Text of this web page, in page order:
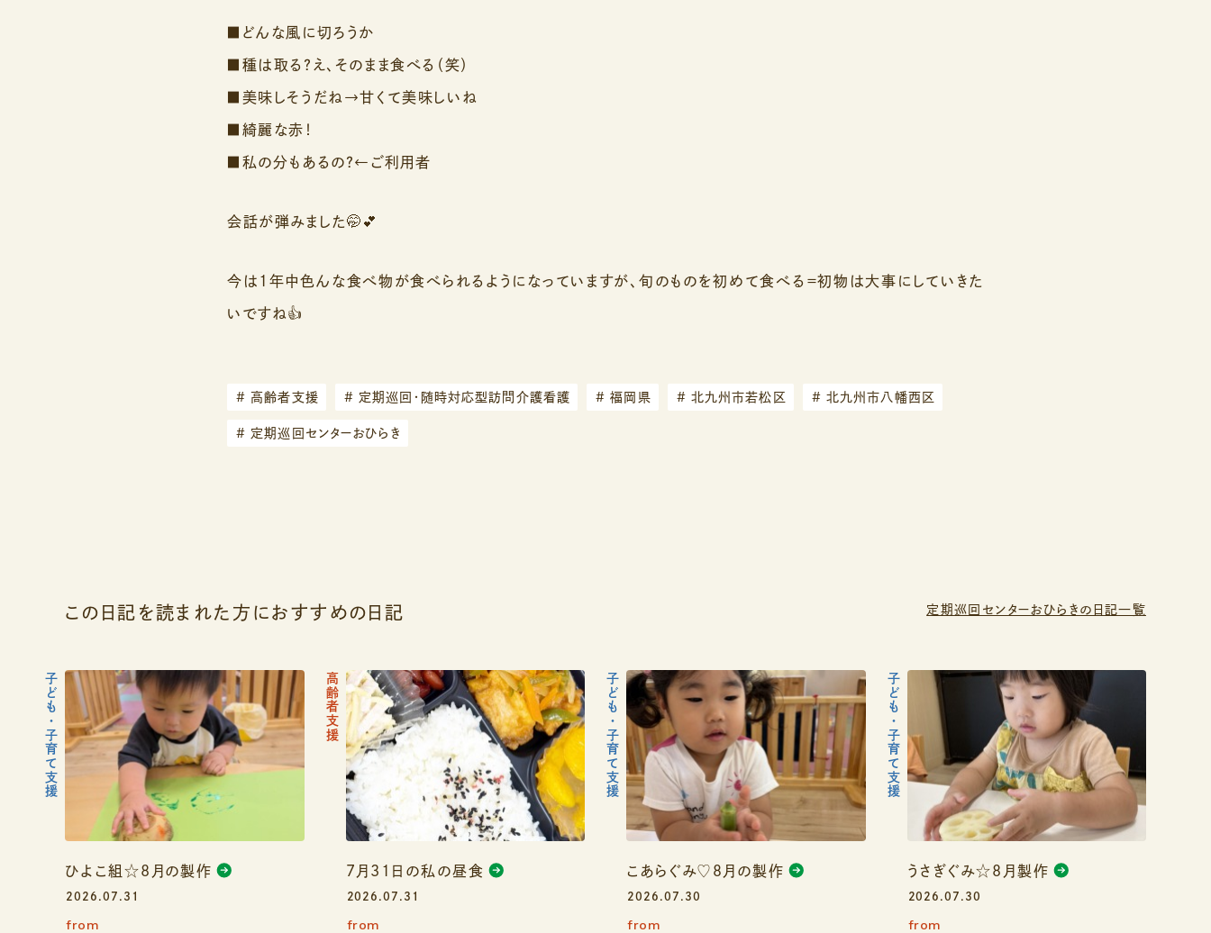
■どんな風に切ろうか
■種は取る？え、そのまま食べる（笑）
■美味しそうだね→甘くて美味しいね
■綺麗な赤！
■私の分もあるの？←ご利用者
会話が弾みました🤭💕
今は1年中色んな食べ物が食べられるようになっていますが、旬のものを初めて食べる＝初物は大事にしていきた
いですね👍
# 高齢者支援 # 定期巡回・随時対応型訪問介護看護 # 福岡県 # 北九州市若松区 # 北九州市八幡西区
# 定期巡回センターおひらき
この日記を読まれた方におすすめの日記 定期巡回センターおひらきの日記一覧
ひよこ組☆8月の製作
2026.07.31
from
子ども・子育て支援
7月31日の私の昼食
2026.07.31
from
高齢者支援
こあらぐみ♡８月の製作
2026.07.30
from
子ども・子育て支援
うさぎぐみ☆8月製作
2026.07.30
from
子ども・子育て支援